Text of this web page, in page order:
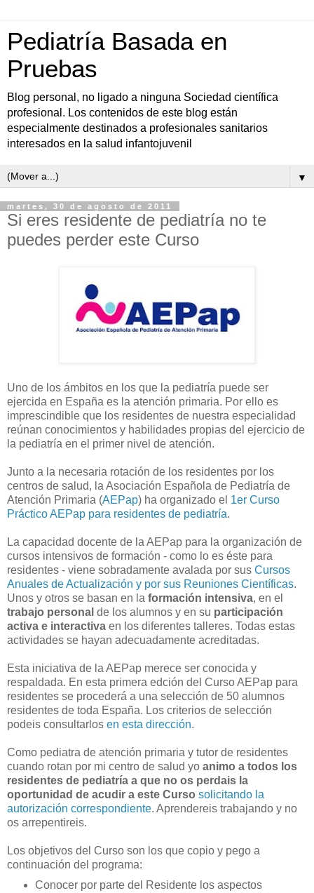
Pediatría Basada en
Pruebas
Blog personal, no ligado a ninguna Sociedad científica
profesional. Los contenidos de este blog están
especialmente destinados a profesionales sanitarios
interesados en la salud infantojuvenil
▼
martes, 30 de agosto de 2011
Si eres residente de pediatría no te
puedes perder este Curso
Uno de los ámbitos en los que la pediatría puede ser
ejercida en España es la atención primaria. Por ello es
imprescindible que los residentes de nuestra especialidad
reúnan conocimientos y habilidades propias del ejercicio de
la pediatría en el primer nivel de atención.
Junto a la necesaria rotación de los residentes por los
centros de salud, la Asociación Española de Pediatría de
Atención Primaria (AEPap) ha organizado el 1er Curso
Práctico AEPap para residentes de pediatría.
La capacidad docente de la AEPap para la organización de
cursos intensivos de formación - como lo es éste para
residentes - viene sobradamente avalada por sus Cursos
Anuales de Actualización y por sus Reuniones Científicas.
Unos y otros se basan en la formación intensiva, en el
trabajo personal de los alumnos y en su participación
activa e interactiva en los diferentes talleres. Todas estas
actividades se hayan adecuadamente acreditadas.
Esta iniciativa de la AEPap merece ser conocida y
respaldada. En esta primera edción del Curso AEPap para
residentes se procederá a una selección de 50 alumnos
residentes de toda España. Los criterios de selección
podeis consultarlos en esta dirección.
Como pediatra de atención primaria y tutor de residentes
cuando rotan por mi centro de salud yo animo a todos los
residentes de pediatría a que no os perdais la
oportunidad de acudir a este Curso solicitando la
autorización correspondiente. Aprendereis trabajando y no
os arrepentireis.
Los objetivos del Curso son los que copio y pego a
continuación del programa:
Conocer por parte del Residente los aspectos